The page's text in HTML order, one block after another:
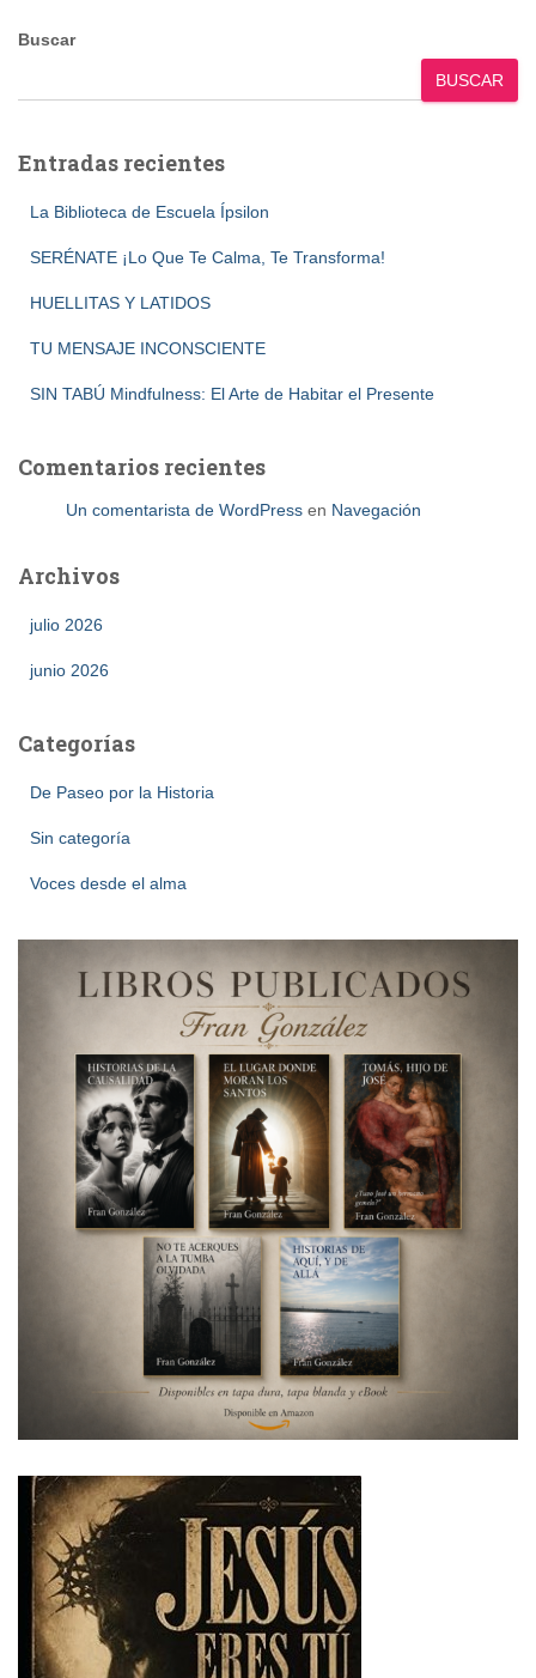
Buscar
BUSCAR
Entradas recientes
La Biblioteca de Escuela Ípsilon
SERÉNATE ¡Lo Que Te Calma, Te Transforma!
HUELLITAS Y LATIDOS
TU MENSAJE INCONSCIENTE
SIN TABÚ Mindfulness: El Arte de Habitar el Presente
Comentarios recientes
Un comentarista de WordPress en Navegación
Archivos
julio 2026
junio 2026
Categorías
De Paseo por la Historia
Sin categoría
Voces desde el alma